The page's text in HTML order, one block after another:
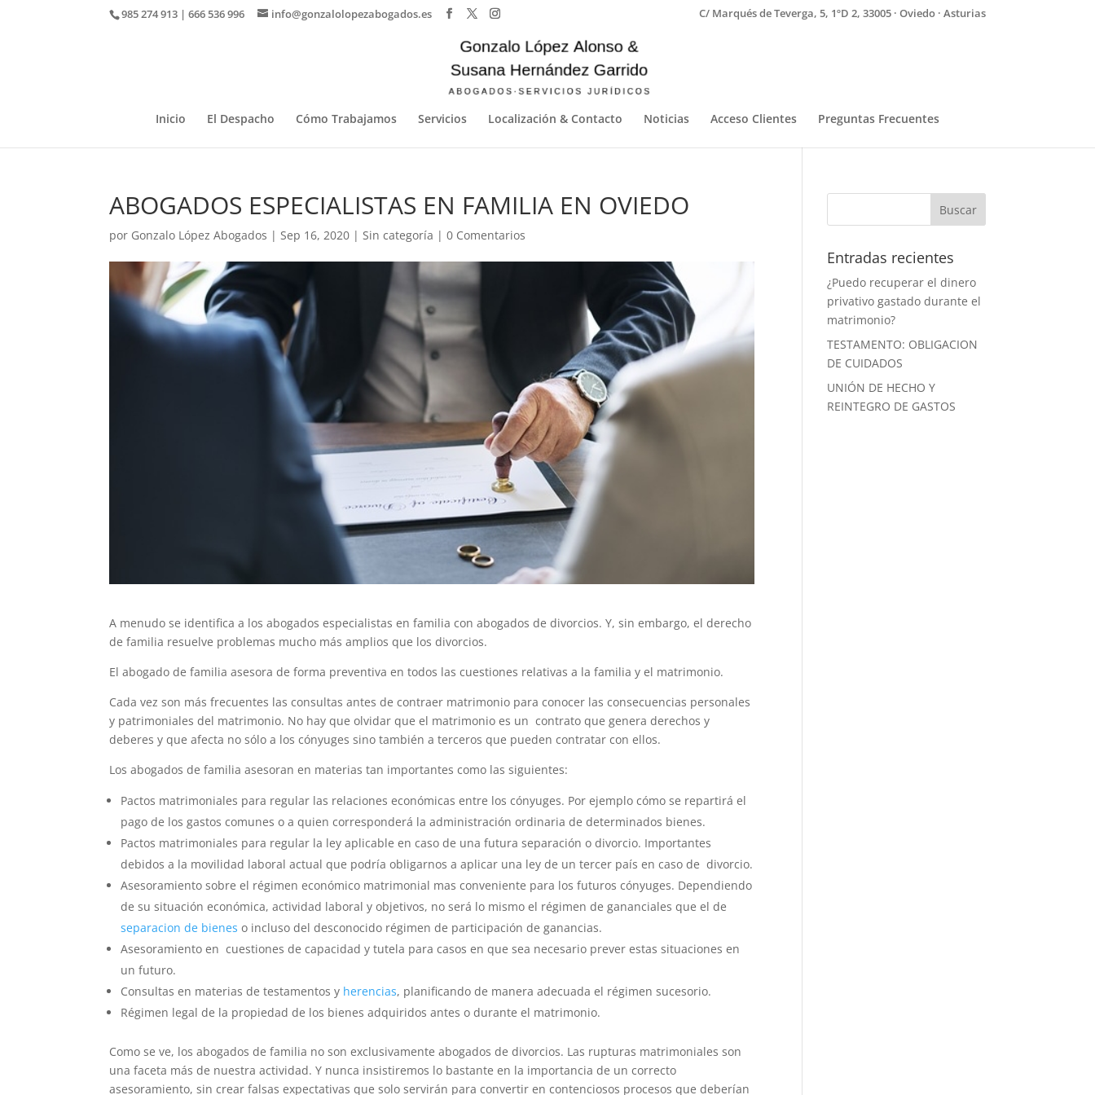
985 274 913 | 666 536 996 info@gonzalolopezabogados.es C/ Marqués de Teverga, 5, 1ºD 2, 33005 · Oviedo · Asturias
Inicio El Despacho Cómo Trabajamos Servicios Localización & Contacto Noticias Acceso Clientes Preguntas Frecuentes
ABOGADOS ESPECIALISTAS EN FAMILIA EN OVIEDO
por Gonzalo López Abogados |Sep 16, 2020 |Sin categoría |0 Comentarios
A menudo se identifica a los abogados especialistas en familia con abogados de divorcios. Y, sin embargo, el derecho
de familia resuelve problemas mucho más amplios que los divorcios.
El abogado de familia asesora de forma preventiva en todos las cuestiones relativas a la familia y el matrimonio.
Cada vez son más frecuentes las consultas antes de contraer matrimonio para conocer las consecuencias personales
y patrimoniales del matrimonio. No hay que olvidar que el matrimonio es un contrato que genera derechos y
deberes y que afecta no sólo a los cónyuges sino también a terceros que pueden contratar con ellos.
Los abogados de familia asesoran en materias tan importantes como las siguientes:
Pactos matrimoniales para regular las relaciones económicas entre los cónyuges. Por ejemplo cómo se repartirá el
pago de los gastos comunes o a quien corresponderá la administración ordinaria de determinados bienes.
Pactos matrimoniales para regular la ley aplicable en caso de una futura separación o divorcio. Importantes
debidos a la movilidad laboral actual que podría obligarnos a aplicar una ley de un tercer país en caso de divorcio.
Asesoramiento sobre el régimen económico matrimonial mas conveniente para los futuros cónyuges. Dependiendo
de su situación económica, actividad laboral y objetivos, no será lo mismo el régimen de gananciales que el de
separacion de bienes o incluso del desconocido régimen de participación de ganancias.
Asesoramiento en cuestiones de capacidad y tutela para casos en que sea necesario prever estas situaciones en
un futuro.
Consultas en materias de testamentos y herencias, planificando de manera adecuada el régimen sucesorio.
Régimen legal de la propiedad de los bienes adquiridos antes o durante el matrimonio.
Como se ve, los abogados de familia no son exclusivamente abogados de divorcios. Las rupturas matrimoniales son
una faceta más de nuestra actividad. Y nunca insistiremos lo bastante en la importancia de un correcto
asesoramiento, sin crear falsas expectativas que solo servirán para convertir en contenciosos procesos que deberían
Entradas recientes
¿Puedo recuperar el dinero
privativo gastado durante el
matrimonio?
TESTAMENTO: OBLIGACION
DE CUIDADOS
UNIÓN DE HECHO Y
REINTEGRO DE GASTOS